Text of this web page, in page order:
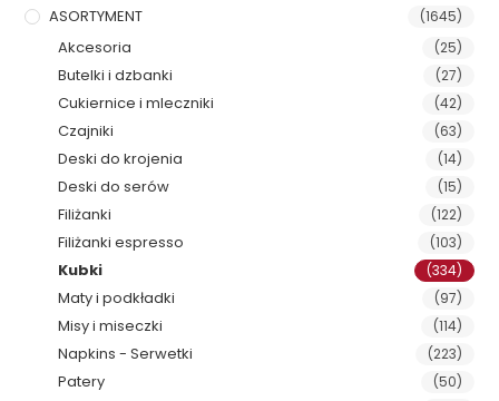
ASORTYMENT
(1645)
Akcesoria (25)
Butelki i dzbanki (27)
Cukiernice i mleczniki (42)
Czajniki (63)
Deski do krojenia (14)
Deski do serów (15)
Filiżanki (122)
Filiżanki espresso (103)
Kubki (334)
Maty i podkładki (97)
Misy i miseczki (114)
Napkins - Serwetki (223)
Patery (50)